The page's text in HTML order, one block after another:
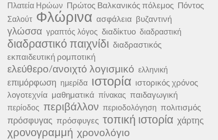
Πλατεία Ηρώων Πρώτος Βαλκανικός πόλεμος Πόντος
Σαλούτ Φλώρινα ασφάλεια βυζαντινή
γλώσσα γραπτός λόγος διαδίκτυο διαδραστική
διαδραστικό παιχνίδι διαδραστικός
εκπαιδευτική ρομποτική
ελεύθερο/ανοιχτό λογισμικό ελληνική
επιμόρφωση ημερίδα ιστορία ιστορικός χρόνος
λογοτεχνία μαθηματικά πίνακας παιδαγωγική
περίοδος περιβάλλον περιοδολόγηση πολιτισμός
πρόσφυγας πρόσφυγες τοπική ιστορία χάρτης
χρονογραμμή χρονολόγιο